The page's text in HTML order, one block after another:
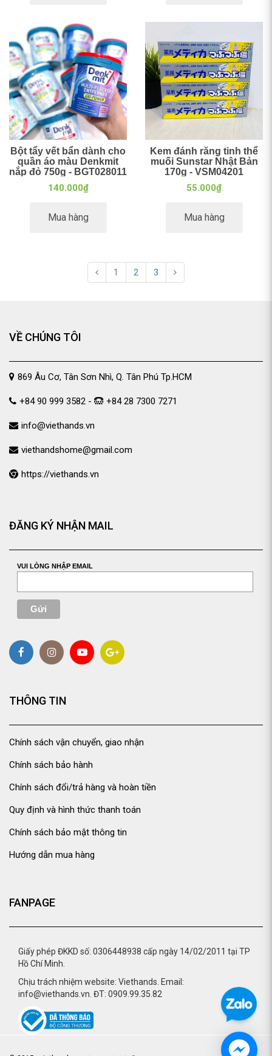
Bột tẩy vết bẩn dành cho
quần áo màu Denkmit
nắp đỏ 750g - BGT028011
140.000₫
Mua hàng
Kem đánh răng tinh thể
muối Sunstar Nhật Bản
170g - VSM04201
55.000₫
Mua hàng
1 2 3
VỀ CHÚNG TÔI
869 Âu Cơ, Tân Sơn Nhì, Q. Tân Phú Tp.HCM
+84 90 999 3582 - +84 28 7300 7271
info@viethands.vn
viethandshome@gmail.com
https://viethands.vn
ĐĂNG KÝ NHẬN MAIL
VUI LÒNG NHẬP EMAIL
THÔNG TIN
Chính sách vận chuyển, giao nhận
Chính sách bảo hành
Chính sách đổi/trả hàng và hoàn tiền
Quy định và hình thức thanh toán
Chính sách bảo mật thông tin
Hướng dẫn mua hàng
FANPAGE
Giấy phép ĐKKD số: 0306448938 cấp ngày 14/02/2011 tại TP
Hồ Chí Minh.
Chịu trách nhiệm website: Viethands. Email:
info@viethands.vn. ĐT: 0909.99.35.82